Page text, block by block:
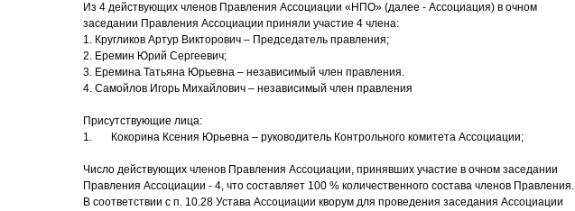
Из 4 действующих членов Правления Ассоциации «НПО» (далее - Ассоциация) в очном
заседании Правления Ассоциации приняли участие 4 члена:
1. Кругликов Артур Викторович – Председатель правления;
2. Еремин Юрий Сергеевич;
3. Еремина Татьяна Юрьевна – независимый член правления.
4. Самойлов Игорь Михайлович – независимый член правления
Присутствующие лица:
1. Кокорина Ксения Юрьевна – руководитель Контрольного комитета Ассоциации;
Число действующих членов Правления Ассоциации, принявших участие в очном заседании
Правления Ассоциации - 4, что составляет 100 % количественного состава членов Правления.
В соответствии с п. 10.28 Устава Ассоциации кворум для проведения заседания Ассоциации